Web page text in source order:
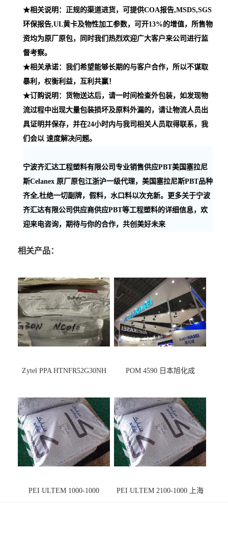
★相关说明：正规的渠道进货，可提供COA报告,MSDS,SGS
环保报告,UL黄卡及物性加工参数，可开13%的增值，所售物
资均为原厂原包，同时我们热烈欢迎广大客户来公司进行监
督考察。
★相关承诺：我们希望能够长期的与客户合作，所以不谋取
暴利，权衡利益，互利共赢！
★订购说明：货物送达后，请一时间检查外包装，如发现物
流过程中出现大量包装损坏及原料外漏的，请让物流人员出
具证明并保存，并在24小时内与我司相关人员取得联系，我
们会以 速度解决问题。
宁波齐汇达工程塑料有限公司专业销售供应PBT美国塞拉尼
斯Celanex 原厂原包江浙沪一级代理，美国塞拉尼斯PBT品种
齐全,杜绝一切副牌，假料，水口料以次充新。更多关于宁波
齐汇达有限公司供应商供应PBT等工程塑料的详细信息，欢
迎来电咨询，期待与你的合作，共创美好未来
相关产品：
Zytel PPA HTNFR52G30NH POM 4590 日本旭化成
PEI ULTEM 1000-1000
PEI ULTEM 2100-1000 上海